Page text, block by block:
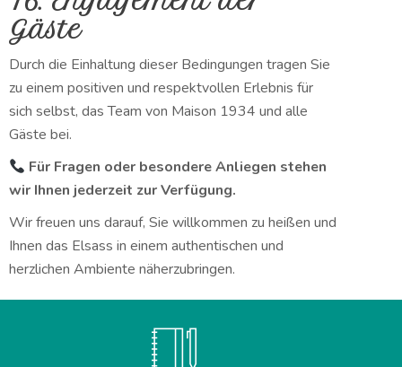
Gäste
Durch die Einhaltung dieser Bedingungen tragen Sie
zu einem positiven und respektvollen Erlebnis für
sich selbst, das Team von Maison 1934 und alle
Gäste bei.
Für Fragen oder besondere Anliegen stehen
wir Ihnen jederzeit zur Verfügung.
Wir freuen uns darauf, Sie willkommen zu heißen und
Ihnen das Elsass in einem authentischen und
herzlichen Ambiente näherzubringen.